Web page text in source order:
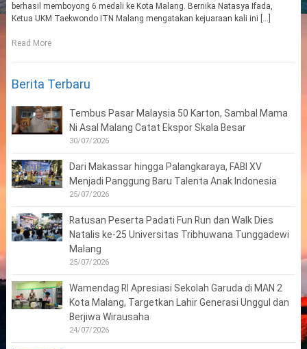
berhasil memboyong 6 medali ke Kota Malang. Bernika Natasya Ifada,
Ketua UKM Taekwondo ITN Malang mengatakan kejuaraan kali ini […]
Read More
Berita Terbaru
Tembus Pasar Malaysia 50 Karton, Sambal Mama
Ni Asal Malang Catat Ekspor Skala Besar
30/07/2026
Dari Makassar hingga Palangkaraya, FABI XV
Menjadi Panggung Baru Talenta Anak Indonesia
25/07/2026
Ratusan Peserta Padati Fun Run dan Walk Dies
Natalis ke-25 Universitas Tribhuwana Tunggadewi
Malang
25/07/2026
Wamendag RI Apresiasi Sekolah Garuda di MAN 2
Kota Malang, Targetkan Lahir Generasi Unggul dan
Berjiwa Wirausaha
24/07/2026